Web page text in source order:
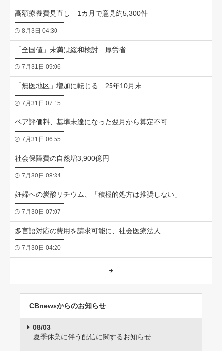
高額療養費見直し 1カ月で意見約5,300件
8月3日 04:30
「全国値」未満は緩和検討 厚労省
7月31日 09:06
「無医地区」増加に転じる 25年10月末
7月31日 07:15
ベア評価料、基準未達になった翌月から算定不可
7月31日 06:55
社会保障費の自然増3,900億円
7月30日 08:34
妊婦への炭酸リチウム、「積極的処方は推奨しない」
7月30日 07:07
多言語対応の費用を請求可能に、社会医療法人
7月30日 04:20
CBnewsからのお知らせ
08/03
夏季休業に伴う配信に関するお知らせ